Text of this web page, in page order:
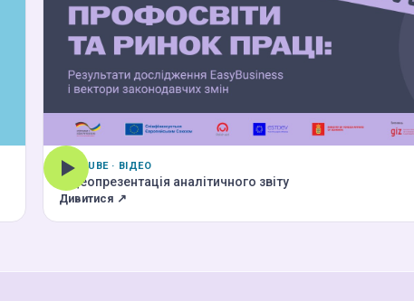
YOUTUBE · ВІДЕО
Відеопрезентація аналітичного звіту
Дивитися ↗